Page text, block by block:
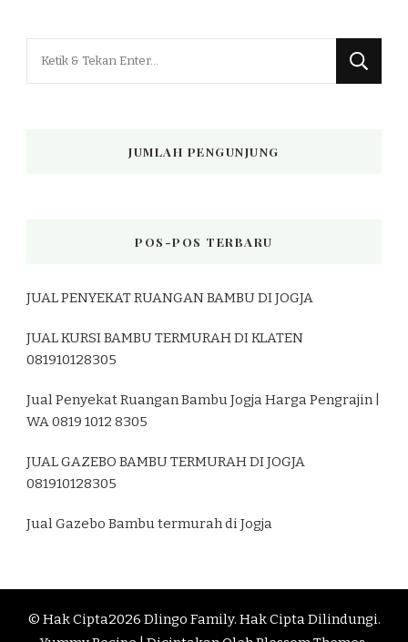
JUMLAH PENGUNJUNG
POS-POS TERBARU
JUAL PENYEKAT RUANGAN BAMBU DI JOGJA
JUAL KURSI BAMBU TERMURAH DI KLATEN
081910128305
Jual Penyekat Ruangan Bambu Jogja Harga Pengrajin |
WA 0819 1012 8305
JUAL GAZEBO BAMBU TERMURAH DI JOGJA
081910128305
Jual Gazebo Bambu termurah di Jogja
© Hak Cipta2026 Dlingo Family. Hak Cipta Dilindungi.